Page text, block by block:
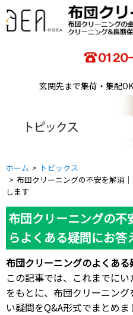
玄関先まで集荷・集配
ホーム
トピックス
布団クリーニングの不安を解消
します
布団クリーニングの
らよくある疑問にお答
布団クリーニングのよくある
この記事では、これまでに
をもとに、布団クリーニン
い疑問をQ&A形式でまとめま